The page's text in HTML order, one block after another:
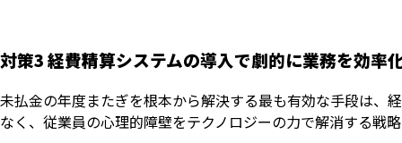
対策3 経費精算システムの導入で劇的に業務を効率
未払金の年度またぎを根本から解決する最も有効な手段は、
なく、従業員の心理的障壁をテクノロジーの力で解消する戦